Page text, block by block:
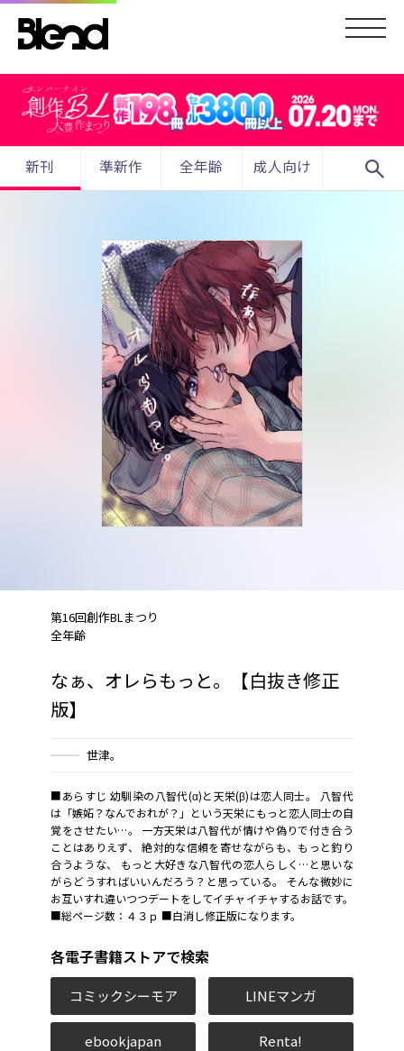
新刊 準新作 全年齢 成人向け search
第16回創作BLまつり
全年齢
なぁ、オレらもっと。【白抜き修正
版】
世津。
■あらすじ 幼馴染の八智代(α)と天栄(β)は恋人同士。 八智代
は「嫉妬？なんでおれが？」という天栄にもっと恋人同士の自
覚をさせたい…。 一方天栄は八智代が情けや偽りで付き合う
ことはありえず、 絶対的な信頼を寄せながらも、もっと釣り
合うような、 もっと大好きな八智代の恋人らしく…と思いな
がらどうすればいいんだろう？と思っている。 そんな微妙に
お互いすれ違いつつデートをしてイチャイチャするお話です。
■総ページ数：４３ｐ ■白消し修正版になります。
各電子書籍ストアで検索
コミックシーモア LINEマンガ
ebookjapan Renta!